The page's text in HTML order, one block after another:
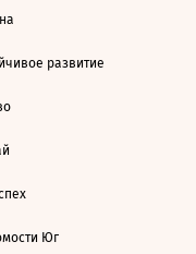
развитие
Юг